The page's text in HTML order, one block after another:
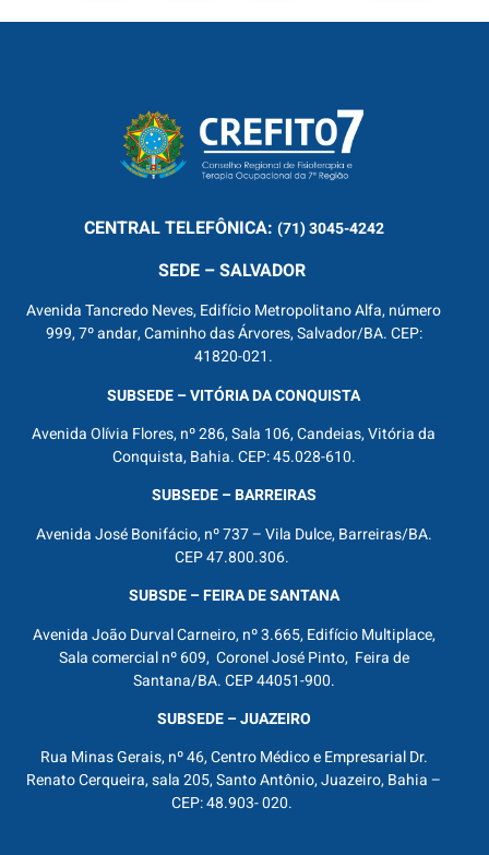
CENTRALTELEFÔNICA: (71) 3045-4242
SEDE – SALVADOR
Avenida Tancredo Neves, Edifício Metropolitano Alfa, número
999, 7º andar, Caminho das Árvores, Salvador/BA. CEP:
41820-021.
SUBSEDE – VITÓRIA DA CONQUISTA
Avenida Olívia Flores, nº 286, Sala 106, Candeias, Vitória da
Conquista, Bahia. CEP: 45.028-610.
SUBSEDE – BARREIRAS
Avenida José Bonifácio, nº 737 – Vila Dulce, Barreiras/BA.
CEP 47.800.306.
SUBSDE – FEIRA DE SANTANA
Avenida João Durval Carneiro, nº 3.665, Edifício Multiplace,
Sala comercial nº 609, Coronel José Pinto, Feira de
Santana/BA. CEP 44051-900.
SUBSEDE – JUAZEIRO
Rua Minas Gerais, nº 46, Centro Médico e Empresarial Dr.
Renato Cerqueira, sala 205, Santo Antônio, Juazeiro, Bahia –
CEP: 48.903- 020.